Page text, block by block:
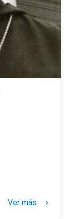
Ver más keyboard_arrow_right